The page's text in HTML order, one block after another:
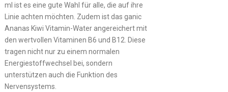
ml ist es eine gute Wahl für alle, die auf ihre
Linie achten möchten. Zudem ist das ganic
Ananas Kiwi Vitamin-Water angereichert mit
den wertvollen Vitaminen B6 und B12. Diese
tragen nicht nur zu einem normalen
Energiestoffwechsel bei, sondern
unterstützen auch die Funktion des
Nervensystems.